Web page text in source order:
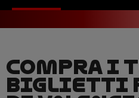
COMPRA I
BIGLIETTI